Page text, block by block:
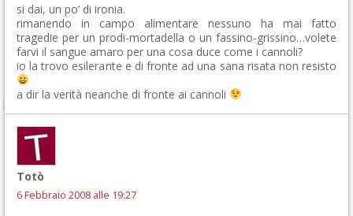
si dai, un po’ di ironia.
rimanendo in campo alimentare nessuno ha mai fatto
tragedie per un prodi-mortadella o un fassino-grissino…volete
farvi il sangue amaro per una cosa duce come i cannoli?
io la trovo esilerante e di fronte ad una sana risata non resisto
a dir la verità neanche di fronte ai cannoli
Totò
6 Febbraio 2008 alle 19:27